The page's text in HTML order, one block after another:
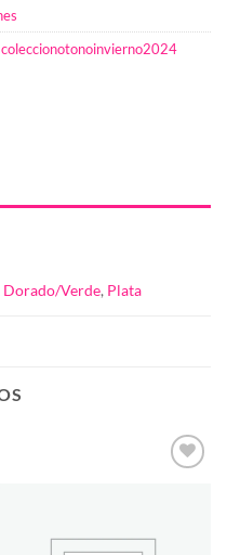
coleccionotonoinvierno2024
Dorado/Verde, Plata